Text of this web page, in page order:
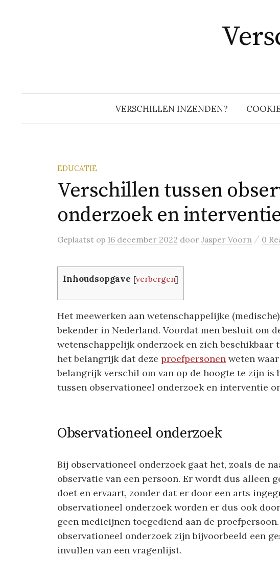
VERSCHILLEN INZENDEN?
EDUCATIE
Verschillen tussen
onderzoek en
Geplaatst op 16 december 2022 door Jasper Voorn / 0
Inhoudsopgave [verbergen]
Het meewerken aan wetenschappelijke
bekender in Nederland. Voordat men besluit om
wetenschappelijk onderzoek en zich beschikbaar
het belangrijk dat deze proefpersonen weten
belangrijk verschil om van op de hoogte te zijn is
tussen observationeel onderzoek en interventie
Observationeel onderzoek
Bij observationeel onderzoek gaat het, zoals de
observatie van een persoon. Er wordt dus alleen
doet en ervaart, zonder dat er door een arts
observationeel onderzoek worden er dus ook
geen medicijnen toegediend aan de
observationeel onderzoek zijn bijvoorbeeld een
invullen van een vragenlijst.